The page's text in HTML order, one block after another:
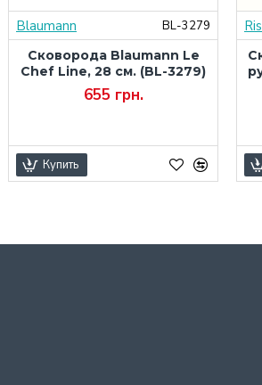
Blaumann
BL-3279
Сковорода Blaumann Le
Chef Line, 28 см. (BL-3279)
655 грн.
Купить